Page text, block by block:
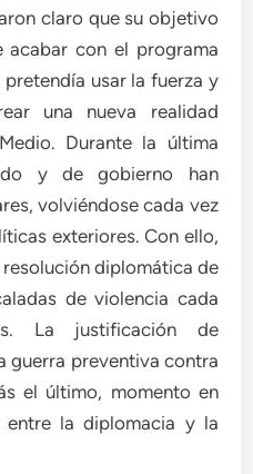
claro que su objetivo
acabar con el programa
usar la fuerza y
una nueva realidad
Durante la última
y de gobierno han
volviéndose cada vez
exteriores. Con ello,
diplomática de
de violencia cada
La justificación de
guerra preventiva contra
el último, momento en
la diplomacia y la